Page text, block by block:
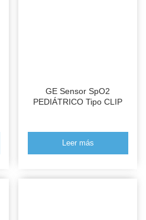
GE Sensor SpO2
PEDIÁTRICO Tipo CLIP
Leer más